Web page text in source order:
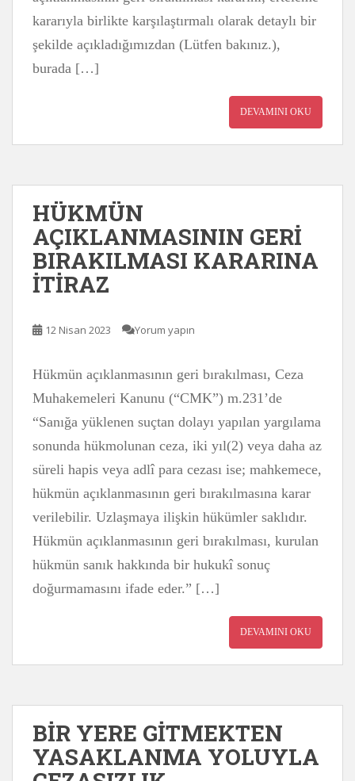
kararıyla birlikte karşılaştırmalı olarak detaylı bir
şekilde açıkladığımızdan (Lütfen bakınız.),
burada […]
DEVAMINI OKU
HÜKMÜN
AÇIKLANMASININ GERİ
BIRAKILMASI KARARINA
İTİRAZ
12 Nisan 2023 Yorum yapın
Hükmün açıklanmasının geri bırakılması, Ceza
Muhakemeleri Kanunu (“CMK”) m.231’de
“Sanığa yüklenen suçtan dolayı yapılan yargılama
sonunda hükmolunan ceza, iki yıl(2) veya daha az
süreli hapis veya adlî para cezası ise; mahkemece,
hükmün açıklanmasının geri bırakılmasına karar
verilebilir. Uzlaşmaya ilişkin hükümler saklıdır.
Hükmün açıklanmasının geri bırakılması, kurulan
hükmün sanık hakkında bir hukukî sonuç
doğurmamasını ifade eder.” […]
DEVAMINI OKU
BİR YERE GİTMEKTEN
YASAKLANMA YOLUYLA